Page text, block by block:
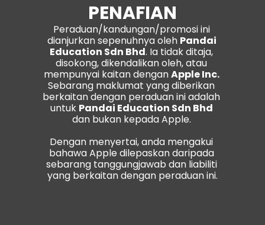
PENAFIAN
Peraduan/kandungan/promosi ini
dianjurkan sepenuhnya oleh Pandai
Education Sdn Bhd. Ia tidak ditaja,
disokong, dikendalikan oleh, atau
mempunyai kaitan dengan
Sebarang maklumat yang diberikan
berkaitan dengan peraduan ini adalah
untuk Pandai Education Sdn Bhd
dan bukan kepada Apple.
Dengan menyertai, anda mengakui
bahawa Apple dilepaskan daripada
sebarang tanggungjawab dan liabiliti
yang berkaitan dengan peraduan ini.